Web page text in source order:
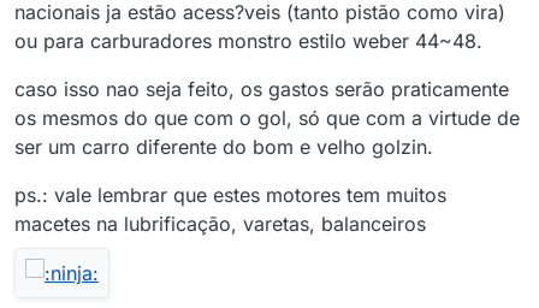
nacionais ja estão acess?veis (tanto pistão como vira)
ou para carburadores monstro estilo weber 44~48.
caso isso nao seja feito, os gastos serão praticamente
os mesmos do que com o gol, só que com a virtude de
ser um carro diferente do bom e velho golzin.
ps.: vale lembrar que estes motores tem muitos
macetes na lubrificação, varetas, balanceiros